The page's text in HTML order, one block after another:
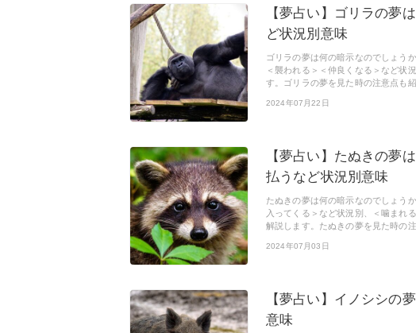
【夢占い】ゴリラの夢
ど状況別意味
ゴリラの夢は何の暗示なのでしょう
＜襲われる＞＜仲良くなる＞など状
す。ゴリラの夢を見た時の注意点も
2024年07月22日
【夢占い】たぬきの夢
払うなど状況別意味
たぬきの夢は何の暗示なのでしょう
入ってくる＞など状況別、＜噛まれ
解説します。たぬきの夢を見た時の
2024年07月03日
【夢占い】イノシシの
意味